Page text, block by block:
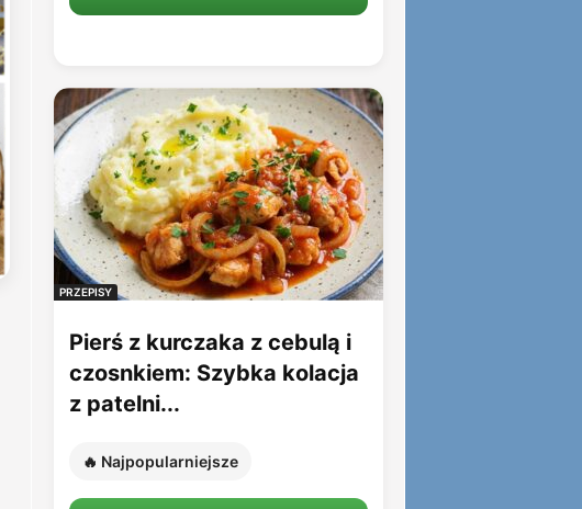
PRZEPISY
Pierś z kurczaka z cebulą i
czosnkiem: Szybka kolacja
z patelni...
🔥 Najpopularniejsze